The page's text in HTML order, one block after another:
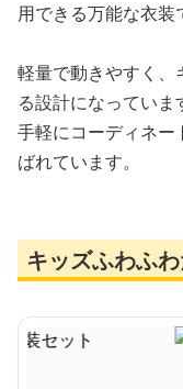
用できる万能な衣装
軽量で動きやすく、
る設計になっていま
手軽にコーディネー
ばれています。
キッズふわふ